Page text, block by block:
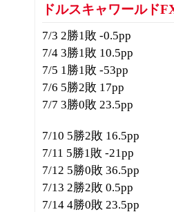
ドルスキャワールド
7/3 2勝1敗 -0.5pp
7/4 3勝1敗 10.5pp
7/5 1勝1敗 -53pp
7/6 5勝2敗 17pp
7/7 3勝0敗 23.5pp
7/10 5勝2敗 16.5pp
7/11 5勝1敗 -21pp
7/12 5勝0敗 36.5pp
7/13 2勝2敗 0.5pp
7/14 4勝0敗 23.5pp